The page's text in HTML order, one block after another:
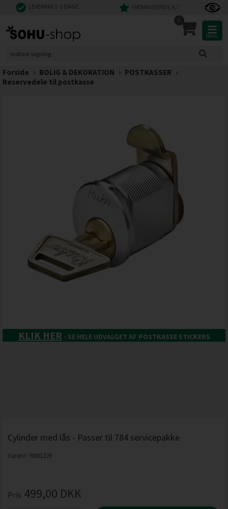
LEVERING 1-3 DAGE FREMRAGENDE 4,7
0
Menu
Forside › BOLIG & DEKORATION › POSTKASSER ›
Reservedele til postkasse
KLIK HER - SE HELE UDVALGET AF POSTKASSE STICKERS
Cylinder med lås - Passer til 784 servicepakke
Varenr.: R001226
Pris 499,00 DKK